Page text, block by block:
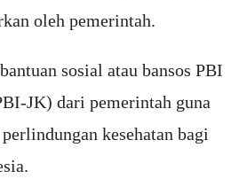
oleh pemerintah.
sosial atau bansos PBI
JK) dari pemerintah guna
kesehatan bagi